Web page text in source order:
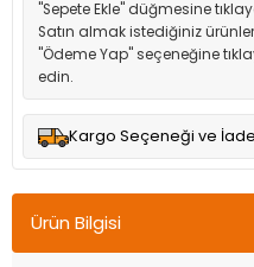
"Sepete Ekle" düğmesine
Satın almak istediğiniz
"Ödeme Yap" seçeneğine
edin.
Kargo Seçeneği ve
adresinize teslim edilir.
Ürün Bilgisi